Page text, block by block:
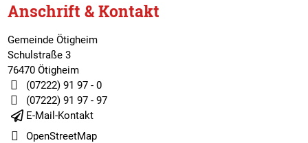
Anschrift & Kontakt
Gemeinde Ötigheim
Schulstraße 3
76470 Ötigheim
(07222) 91 97 - 0
(07222) 91 97 - 97
E-Mail-Kontakt
OpenStreetMap